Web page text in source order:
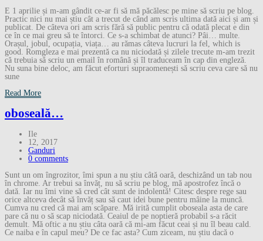
E 1 aprilie și m-am gândit ce-ar fi să mă păcălesc pe mine să scriu pe blog.
Practic nici nu mai știu cât a trecut de când am scris ultima dată aici și am și
publicat. De câteva ori am scris fără să public pentru că odată plecat e din
ce în ce mai greu să te întorci. Ce s-a schimbat de atunci? Pâi… multe.
Orașul, jobul, ocupația, viața… au rămas câteva lucruri la fel, which is
good. Romgleza e mai prezentă ca nu niciodată și zilele trecute m-am trezit
că trebuia să scriu un email în română și îl traduceam în cap din engleză.
Nu suna bine deloc, am făcut eforturi supraomenești să scriu ceva care să nu
sune
Read More
oboseală…
Ile
12, 2017
Ganduri
0 comments
Sunt un om îngrozitor, îmi spun a nu știu câtă oară, deschizând un tab nou
în chrome. Ar trebui sa învăț, nu să scriu pe blog, mă apostrofez încă o
dată. Iar nu îmi vine să cred cât sunt de indolentă! Citesc despre rege sau
orice altceva decât să învăț sau să caut idei bune pentru mâine la muncă.
Cumva nu cred că mai am scăpare. Mă irită cumplit oboseala asta de care
pare că nu o să scap niciodată. Ceaiul de pe noptieră probabil s-a răcit
demult. Mă oftic a nu știu câta oară că mi-am făcut ceai și nu îl beau cald.
Ce naiba e în capul meu? De ce fac asta? Cum ziceam, nu știu dacă o